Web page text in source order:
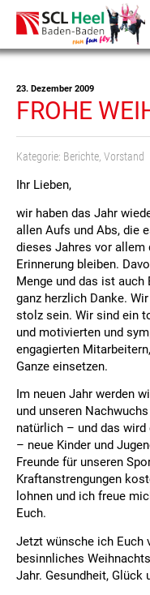
23. Dezember 2009
FROHE
Kategorie: Berichte, Vorstand
Ihr Lieben,
wir haben das Jahr
allen Aufs und Abs, die
dieses Jahres vor
Erinnerung bleiben.
Menge und das ist
ganz herzlich Danke.
stolz sein. Wir sind ein
und motivierten und
engagierten
Ganze einsetzen.
Im neuen Jahr werden
und unseren
natürlich – und das
– neue Kinder und
Freunde für unseren
Kraftanstrengungen
lohnen und ich freue
Euch.
Jetzt wünsche ich Euch
besinnliches
Jahr. Gesundheit, Glück